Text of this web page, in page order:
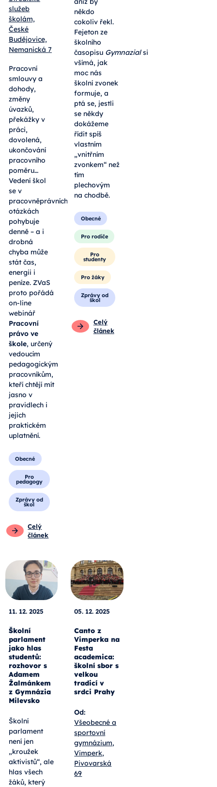
služeb
školám,
České
Budějovice,
Nemanická 7
Pracovní
smlouvy a
dohody,
změny
úvazků,
překážky v
práci,
dovolená,
ukončování
pracovního
poměru…
Vedení škol
se v
pracovněprávních
otázkách
pohybuje
denně – a i
drobná
chyba může
stát čas,
energii i
peníze. ZVaS
proto pořádá
on-line
webinář
Pracovní
právo ve
škole, určený
vedoucím
pedagogickým
pracovníkům,
kteří chtějí mít
jasno v
pravidlech i
jejich
praktickém
uplatnění.
Obecné
Pro
pedagogy
Zprávy od
škol
Celý
článek
někdo
cokoliv řekl.
Fejeton ze
školního
časopisu Gymnazialsi
všímá, jak
moc nás
školní zvonek
formuje, a
ptá se, jestli
se někdy
dokážeme
řídit spíš
vlastním
„vnitřním
zvonkem“ než
tím
plechovým
na chodbě.
Obecné
Pro rodiče
Pro
studenty
Pro žáky
Zprávy od
škol
Celý
článek
11. 12. 2025
Školní
parlament
jako hlas
studentů:
rozhovor s
Adamem
Žalmánkem
z Gymnázia
Milevsko
Školní
parlament
není jen
„kroužek
aktivistů“, ale
hlas všech
žáků, který
05. 12. 2025
Canto z
Vimperka na
Festa
academica:
školní sbor s
velkou
tradicí v
srdci Prahy
Od:
Všeobecné a
sportovní
gymnázium,
Vimperk,
Pivovarská
69